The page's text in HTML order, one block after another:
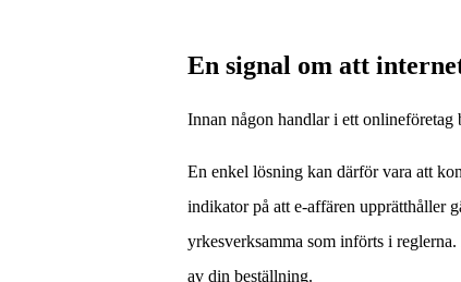
En signal om att
Innan någon handlar i ett
En enkel lösning kan därför vara att
indikator på att e-affären upprätthåller
yrkesverksamma som införts i
av din beställning.